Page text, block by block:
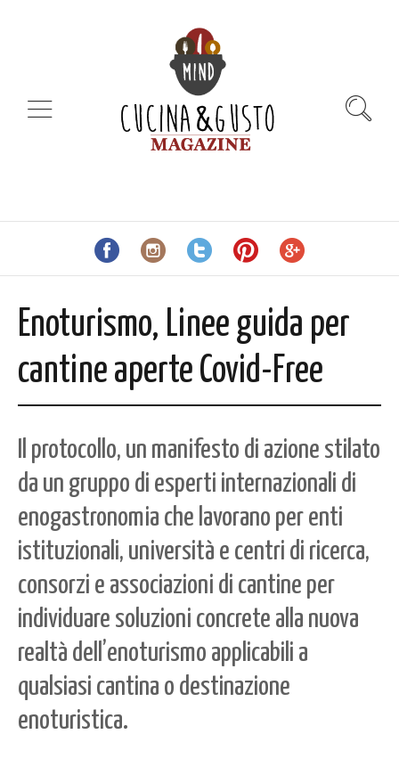
Enoturismo, Linee guida per
cantine aperte Covid-Free
Il protocollo, un manifesto di azione stilato
da un gruppo di esperti internazionali di
enogastronomia che lavorano per enti
istituzionali, università e centri di ricerca,
consorzi e associazioni di cantine per
individuare soluzioni concrete alla nuova
realtà dell’enoturismo applicabili a
qualsiasi cantina o destinazione
enoturistica.